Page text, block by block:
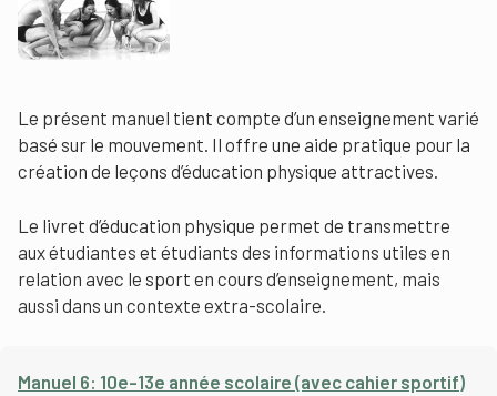
Le présent manuel tient compte d’un enseignement varié
basé sur le mouvement. Il offre une aide pratique pour la
création de leçons d’éducation physique attractives.
Le livret d’éducation physique permet de transmettre
aux étudiantes et étudiants des informations utiles en
relation avec le sport en cours d’enseignement, mais
aussi dans un contexte extra-scolaire.
Manuel 6: 10e-13e année scolaire (avec cahier sportif)